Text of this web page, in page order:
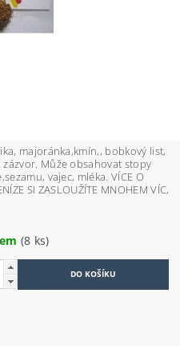
majoránka,kmín,, bobkový list,
Může obsahovat stopy
vajec, mléka. VÍCE O
SI ZASLOUŽÍTE MNOHEM VÍC,
(8 ks)